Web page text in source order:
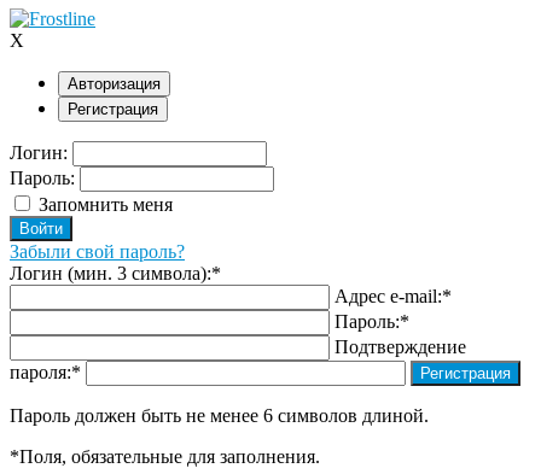
X
Авторизация
Регистрация
Логин:
Пароль:
Запомнить меня
Забыли свой пароль?
Логин (мин. 3 символа):*
Адрес e-mail:*
Пароль:*
Подтверждение
пароля:*
Пароль должен быть не менее 6 символов длиной.
*Поля, обязательные для заполнения.